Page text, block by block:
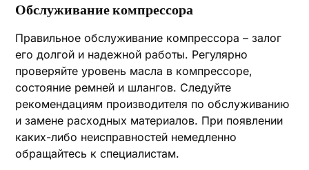
Обслуживание компрессора
Правильное обслуживание компрессора – залог
его долгой и надежной работы. Регулярно
проверяйте уровень масла в компрессоре,
состояние ремней и шлангов. Следуйте
рекомендациям производителя по обслуживанию
и замене расходных материалов. При появлении
каких-либо неисправностей немедленно
обращайтесь к специалистам.